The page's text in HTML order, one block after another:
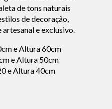
de tons naturais
de decoração,
e exclusivo.
e Altura 60cm
e Altura 50cm
e Altura 40cm